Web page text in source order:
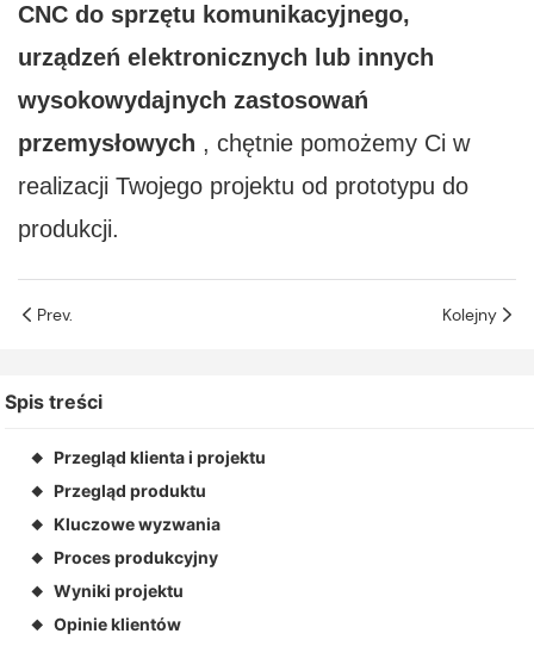
CNC do sprzętu komunikacyjnego,
urządzeń elektronicznych lub innych
wysokowydajnych zastosowań
przemysłowych , chętnie pomożemy Ci w
realizacji Twojego projektu od prototypu do
produkcji.
Prev. Kolejny
Spis treści
◆ Przegląd klienta i projektu
◆ Przegląd produktu
◆ Kluczowe wyzwania
◆ Proces produkcyjny
◆ Wyniki projektu
◆ Opinie klientów